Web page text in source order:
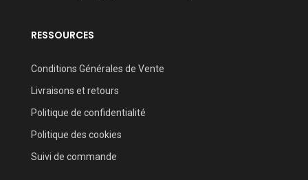
RESSOURCES
Conditions Générales de Vente
Livraisons et retours
Politique de confidentialité
Politique des cookies
Suivi de commande